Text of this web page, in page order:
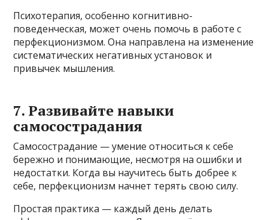
Психотерапия, особенно когнитивно-
поведенческая, может очень помочь в работе с
перфекционизмом. Она направлена на изменение
систематических негативных установок и
привычек мышления.
7. Развивайте навыки
самосострадания
Самосострадание — умение относиться к себе
бережно и понимающие, несмотря на ошибки и
недостатки. Когда вы научитесь быть добрее к
себе, перфекционизм начнет терять свою силу.
Простая практика — каждый день делать